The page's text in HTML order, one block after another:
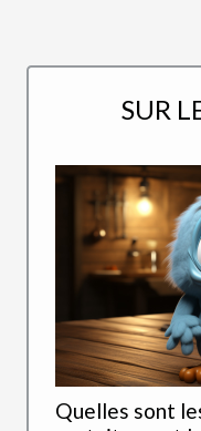
SUR
Quelles sont